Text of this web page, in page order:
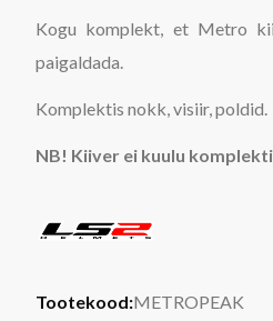
Kogu komplekt, et Metro
paigaldada.
Komplektis nokk, visiir, poldid.
NB! Kiiver ei kuulu
Tootekood:METROPEAK